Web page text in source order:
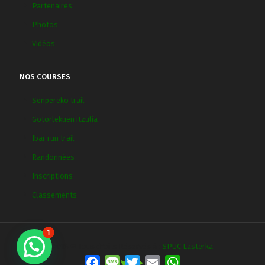
Partenaires
Photos
Vidéos
NOS COURSES
Senpereko trail
Gotorlekuen itzulia
Ibar run trail
Randonnées
Inscriptions
Classements
SPUC Lasterka
FacebookMessageTwitter Email
1